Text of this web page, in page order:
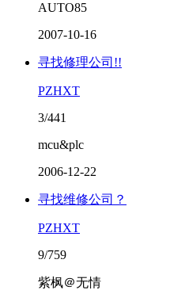
AUTO85
2007-10-16
寻找修理公司!!
PZHXT
3/441
mcu&plc
2006-12-22
寻找维修公司？
PZHXT
9/759
紫枫＠无情